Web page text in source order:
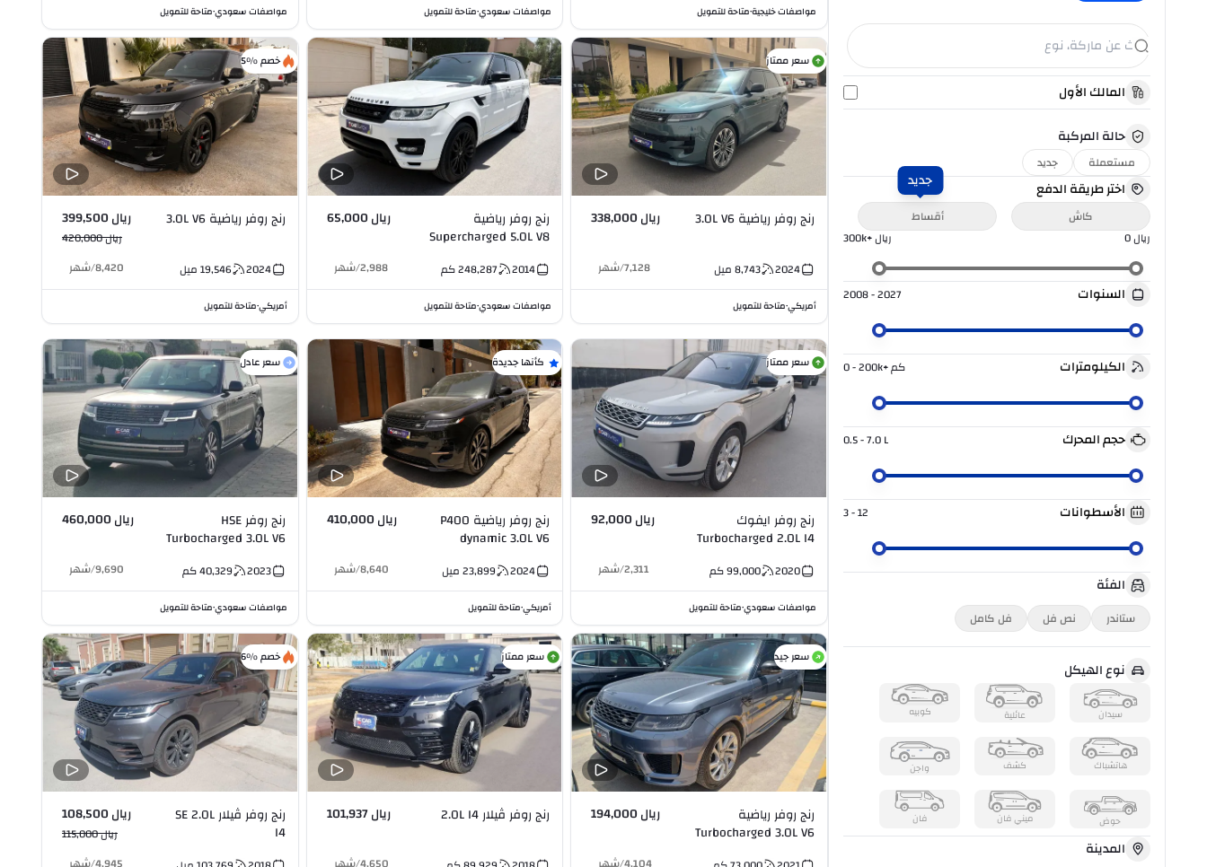
المالك الأول
حالة المركبة
مستعملة جديد
اختر طريقة الدفع
كاش
جديد
أقساط
ريال0 ريال300k+
السنوات 2008 - 2027
الكيلومترات 0 - 200k+كم
حجم المحرك 0.5 - 7.0L
الأسطوانات 3 - 12
الفئة
ستاندر نص فل فل كامل
نوع الهيكل
سيدان عائلية كوبيه
هاتشباك كشف واجن
حوض ميني فان فان
المدينة
مواصفات خليجية•متاحة للتمويل مواصفات سعودي•متاحة للتمويل مواصفات سعودي•متاحة للتمويل
سعر ممتاز
رنج روفر رياضية 3.0L V6 ريال 338,000
2024
8,743ميل 7,128
/شهر
أمريكي•متاحة للتمويل
رنج روفر رياضية
Supercharged 5.0L V8
ريال 65,000
2014
248,287كم 2,988
/شهر
مواصفات سعودي•متاحة للتمويل
خصم %5
رنج روفر رياضية 3.0L V6 ريال 399,500
ريال 420,000
2024
19,546ميل 8,420
/شهر
أمريكي•متاحة للتمويل
سعر ممتاز
رنج روفر ايفوك
Turbocharged 2.0L I4
ريال 92,000
2020
99,000كم 2,311
/شهر
مواصفات سعودي•متاحة للتمويل
كأنها جديدة
رنج روفر رياضية P400
dynamic 3.0L V6
ريال 410,000
2024
23,899ميل 8,640
/شهر
أمريكي•متاحة للتمويل
سعر عادل
رنج روفر HSE
Turbocharged 3.0L V6
ريال 460,000
2023
40,329كم 9,690
/شهر
مواصفات سعودي•متاحة للتمويل
سعر جيد
رنج روفر رياضية
Turbocharged 3.0L V6
ريال 194,000
سعر ممتاز
رنج روفر ڤيلار 2.0L I4 ريال 101,937
خصم %6
رنج روفر ڤيلار SE 2.0L
I4
ريال 108,500
ريال 115,000